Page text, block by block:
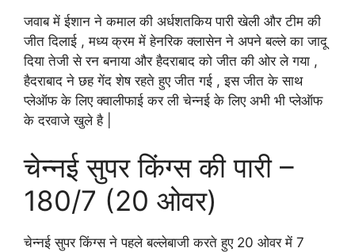
जवाब में ईशान ने कमाल की अर्धशतकिय पारी खेली और टीम की
जीत दिलाई , मध्य क्रम में हेनरिक क्लासेन ने अपने बल्ले का जादू
दिया तेजी से रन बनाया और हैदराबाद को जीत की ओर ले गया ,
हैदराबाद ने छह गेंद शेष रहते हुए जीत गई , इस जीत के साथ
प्लेऑफ के लिए क्वालीफाई कर ली चेन्नई के लिए अभी भी प्लेऑफ
के दरवाजे खुले है |
चेन्नई सुपर किंग्स की पारी –
180/7 (20 ओवर)
चेन्नई सुपर किंग्स ने पहले बल्लेबाजी करते हुए 20 ओवर में 7